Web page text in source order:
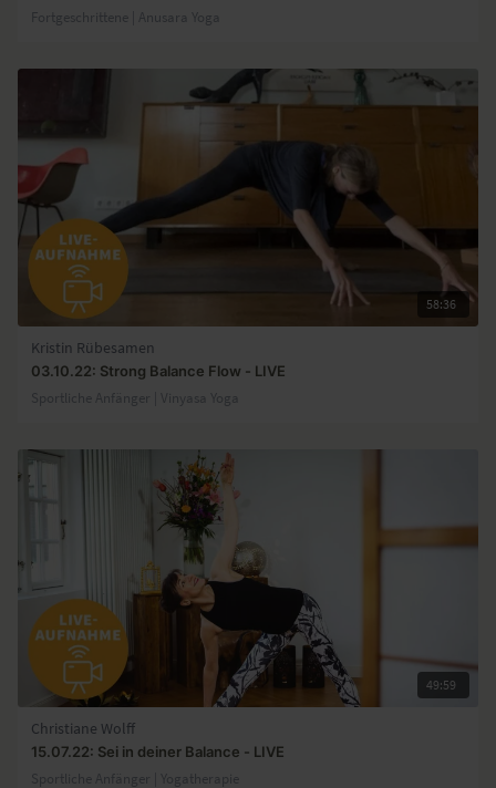
Fortgeschrittene | Anusara Yoga
58:36
Kristin Rübesamen
03.10.22: Strong Balance Flow - LIVE
Sportliche Anfänger | Vinyasa Yoga
49:59
Christiane Wolff
15.07.22: Sei in deiner Balance - LIVE
Sportliche Anfänger | Yogatherapie